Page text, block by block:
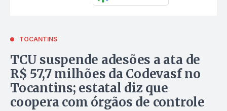
TOCANTINS
TCU suspende adesões a ata de
R$ 57,7 milhões da Codevasf no
Tocantins; estatal diz que
coopera com órgãos de controle